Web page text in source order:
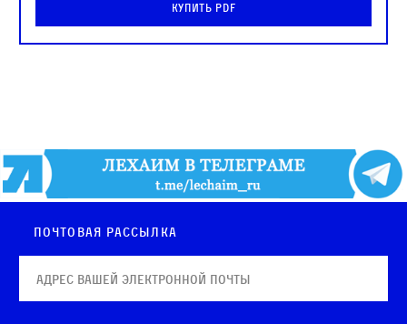
Купить PDF
Почтовая рассылка